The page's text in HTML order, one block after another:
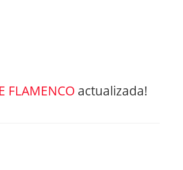
FLAMENCO actualizada!